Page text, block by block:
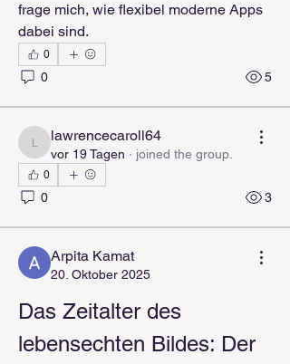
frage mich, wie flexibel moderne Apps
dabei sind.
0
0 5
lawrencecaroll64
lawrencecaroll64
vor 19 Tagen · joined the group.
0
0 3
Arpita Kamat
20. Oktober 2025
Das Zeitalter des
lebensechten Bildes: Der